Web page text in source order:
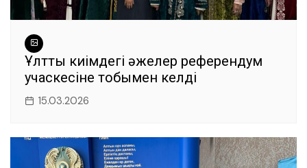
Ұлттық киімдегі әжелер референдум
учаскесіне тобымен келді
15.03.2026